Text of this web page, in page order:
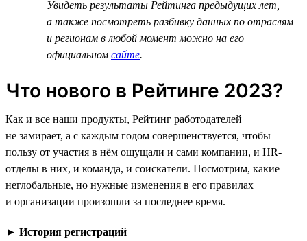
Увидеть результаты Рейтинга предыдущих лет,
а также посмотреть разбивку данных по отраслям
и регионам в любой момент можно на его
официальном сайте.
Что нового в Рейтинге 2023?
Как и все наши продукты, Рейтинг работодателей
не замирает, а с каждым годом совершенствуется, чтобы
пользу от участия в нём ощущали и сами компании, и HR-
отделы в них, и команда, и соискатели. Посмотрим, какие
неглобальные, но нужные изменения в его правилах
и организации произошли за последнее время.
► История регистраций